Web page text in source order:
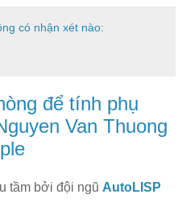
có nhận xét nào:
để tính phụ
Van Thuong
tầm bởi đội ngũ AutoLISP